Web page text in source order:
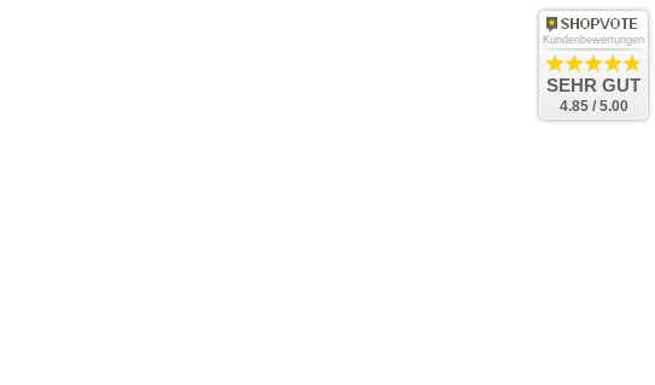
Kundenbewertungen
SEHR GUT
4.85 / 5.00